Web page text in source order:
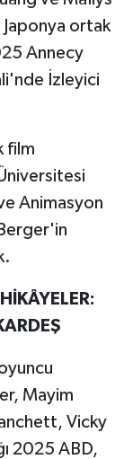
ortak
Annecy
İzleyici
film
Animasyon
Mayim
Vicky
2025 ABD,